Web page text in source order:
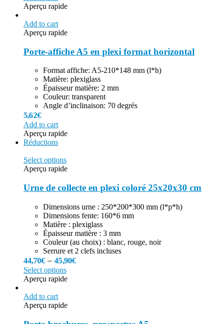
Aperçu rapide
Add to cart
Aperçu rapide
Porte-affiche A5 en plexi format horizontal
Format affiche: A5-210*148 mm (l*h)
Matière: plexiglass
Épaisseur matière: 2 mm
Couleur: transparent
Angle d’inclinaison: 70 degrés
5,62€
Add to cart
Aperçu rapide
Réductions
Select options
Aperçu rapide
Urne de collecte en plexi coloré 25x20x30 cm
Dimensions urne : 250*200*300 mm (l*p*h)
Dimensions fente: 160*6 mm
Matière : plexiglass
Épaisseur matière : 3 mm
Couleur (au choix) : blanc, rouge, noir
Serrure et 2 clefs incluses
44,70€–45,90€
Select options
Aperçu rapide
Add to cart
Aperçu rapide